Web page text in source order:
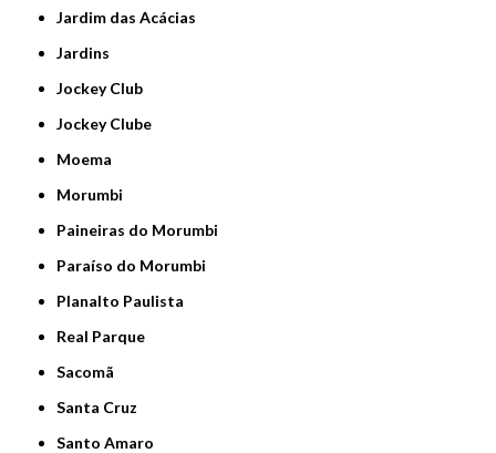
Jardim das Acácias
Jardins
Jockey Club
Jockey Clube
Moema
Morumbi
Paineiras do Morumbi
Paraíso do Morumbi
Planalto Paulista
Real Parque
Sacomã
Santa Cruz
Santo Amaro